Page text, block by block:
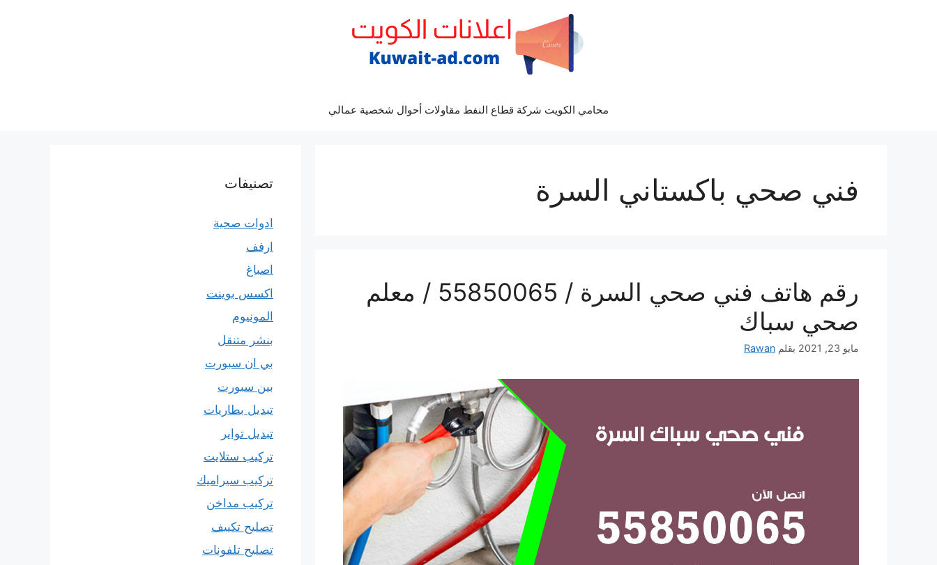
محامي الكويت شركة قطاع النفط مقاولات أحوال شخصية عمالي
فني صحي باكستاني السرة
رقم هاتف فني صحي السرة / 55850065 / معلم
صحي سباك
مايو 23, 2021 بقلم Rawan
تصنيفات
ادوات صحية
ارفف
اصباغ
اكسس بوينت
المونيوم
بنشر متنقل
بي ان سبورت
بين سبورت
تبديل بطاريات
تبديل تواير
تركيب ستلايت
تركيب سيراميك
تركيب مداخن
تصليح تكييف
تصليح تلفونات